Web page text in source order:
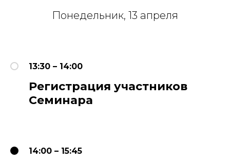
Понедельник, 13 апреля
13:30 – 14:00
Регистрация участников
Семинара
14:00 – 15:45